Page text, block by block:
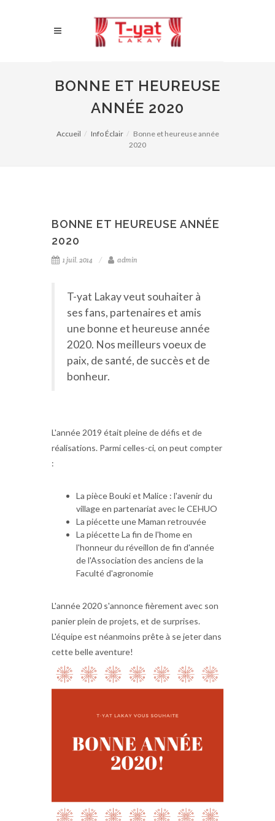
BONNE ET HEUREUSE
ANNÉE 2020
Accueil Info Éclair
Bonne et heureuse année
2020
BONNE ET HEUREUSE ANNÉE
2020
1 juil. 2014 admin
T-yat Lakay veut souhaiter à
ses fans, partenaires et amis
une bonne et heureuse année
2020. Nos meilleurs voeux de
paix, de santé, de succès et de
bonheur.
L'année 2019 était pleine de défis et de
réalisations. Parmi celles-ci, on peut compter
:
La pièce Bouki et Malice : l'avenir du
village en partenariat avec le CEHUO
La piécette une Maman retrouvée
La piécette La fin de l'home en
l'honneur du réveillon de fin d'année
de l'Association des anciens de la
Faculté d'agronomie
L'année 2020 s'annonce fièrement avec son
panier plein de projets, et de surprises.
L'équipe est néanmoins prête à se jeter dans
cette belle aventure!